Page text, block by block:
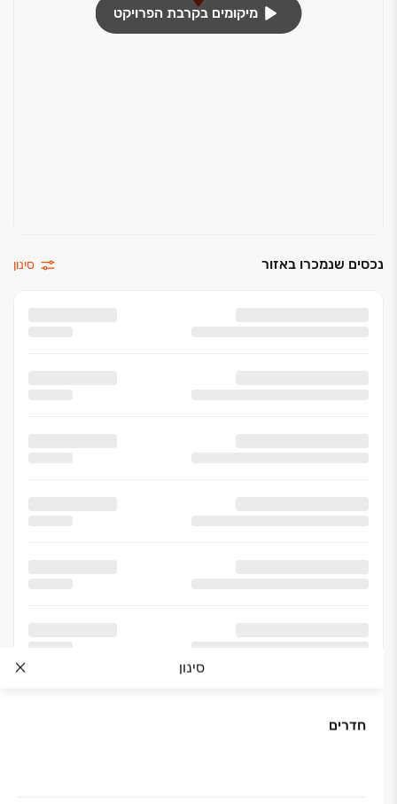
מיקומים בקרבת הפרויקט
נכסים שנמכרו באזור סינון
סינון
חדרים